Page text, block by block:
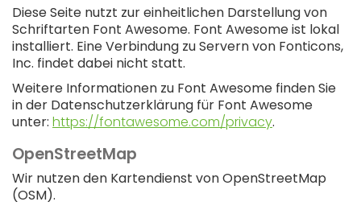
Diese Seite nutzt zur einheitlichen Darstellung von
Schriftarten Font Awesome. Font Awesome ist lokal
installiert. Eine Verbindung zu Servern von Fonticons,
Inc. findet dabei nicht statt.
Weitere Informationen zu Font Awesome finden Sie
in der Datenschutzerklärung für Font Awesome
unter: https://fontawesome.com/privacy.
OpenStreetMap
Wir nutzen den Kartendienst von OpenStreetMap
(OSM).